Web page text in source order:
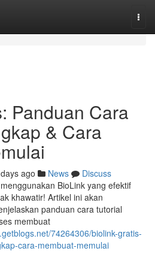
Panduan Cara
& Cara
ago News
Discuss
BioLink yang efektif
khawatir! Artikel ini akan
panduan cara tutorial
membuat
74264306/biolink-gratis-
cara-membuat-memulai